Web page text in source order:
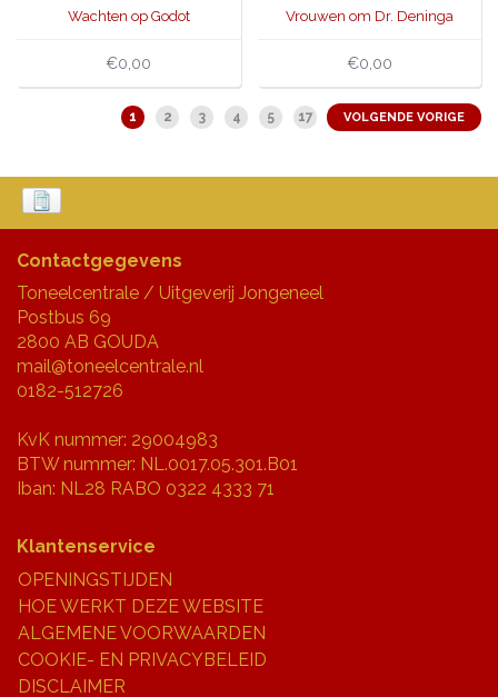
Wachten op Godot
€0,00
Vrouwen om Dr. Deninga
€0,00
1 2 3 4 5 17 VOLGENDE VORIGE
Contactgegevens
Toneelcentrale / Uitgeverij Jongeneel
Postbus 69
2800 AB GOUDA
mail@toneelcentrale.nl
0182-512726
KvK nummer: 29004983
BTW nummer: NL.0017.05.301.B01
Iban: NL28 RABO 0322 4333 71
Klantenservice
OPENINGSTIJDEN
HOE WERKT DEZE WEBSITE
ALGEMENE VOORWAARDEN
COOKIE- EN PRIVACYBELEID
DISCLAIMER